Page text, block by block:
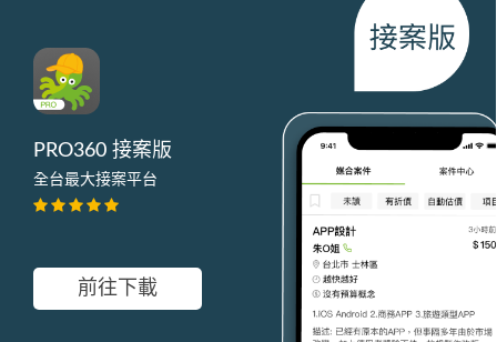
PRO360 接案版
全台最大接案平台
前往下載